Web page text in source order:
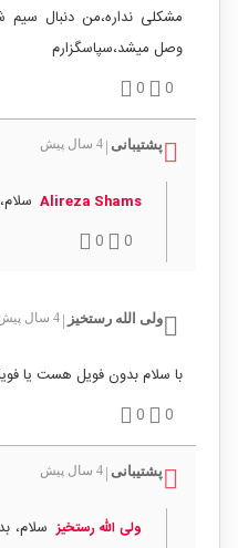
مشکلی نداره،من دنبال
وصل میشد،سپاسگزارم
0
0
پشتیبانی | 4 سال پیش
Alireza Shams
0
0
ولی الله رستخیز | 4 سال پیش
با سلام بدون فویل هست یا
0
0
پشتیبانی | 4 سال پیش
ولی الله رستخیز سلام،